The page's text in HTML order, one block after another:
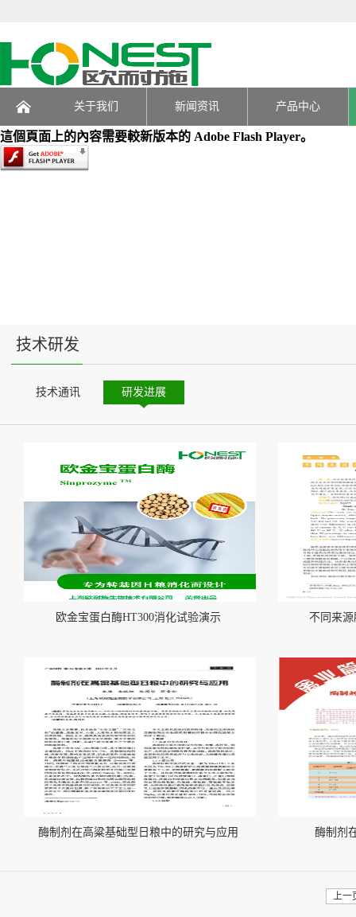
页
关于我们 新闻资讯 产品中心
這個頁面上的內容需要較新版本的 Adobe Flash Player。
技术研发
技术通讯 研发进展
Case 研发进展
欧金宝蛋白酶HT300消化试验演示 不同来
酶制剂在高粱基础型日粮中的研究与应用 酶制剂
上一